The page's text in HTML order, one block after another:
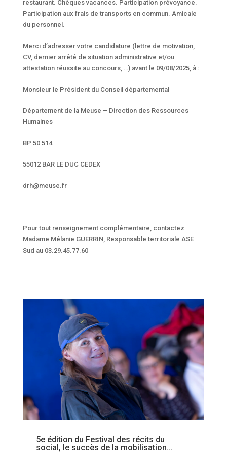
restaurant. Chèques vacances. Participation prévoyance.
Participation aux frais de transports en commun. Amicale
du personnel.
Merci d’adresser votre candidature (lettre de motivation,
CV, dernier arrêté de situation administrative et/ou
attestation réussite au concours, …) avant le 09/08/2025, à :
Monsieur le Président du Conseil départemental
Département de la Meuse – Direction des Ressources
Humaines
BP 50 514
55012 BAR LE DUC CEDEX
drh@meuse.fr
Pour tout renseignement complémentaire, contactez
Madame Mélanie GUERRIN, Responsable territoriale ASE
Sud au 03.29.45.77.60
5e édition du Festival des récits du
social, le succès de la mobilisation…